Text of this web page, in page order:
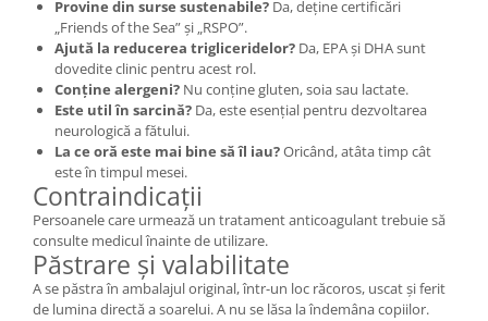
Provine din surse sustenabile? Da, deține certificări
„Friends of the Sea” și „RSPO”.
Ajută la reducerea trigliceridelor? Da, EPA și DHA sunt
dovedite clinic pentru acest rol.
Conține alergeni? Nu conține gluten, soia sau lactate.
Este util în sarcină? Da, este esențial pentru dezvoltarea
neurologică a fătului.
La ce oră este mai bine să îl iau?Oricând, atâta timp cât
este în timpul mesei.
Contraindicații
Persoanele care urmează un tratament anticoagulant trebuie să
consulte medicul înainte de utilizare.
Păstrare și valabilitate
A se păstra în ambalajul original, într-un loc răcoros, uscat și ferit
de lumina directă a soarelui. A nu se lăsa la îndemâna copiilor.